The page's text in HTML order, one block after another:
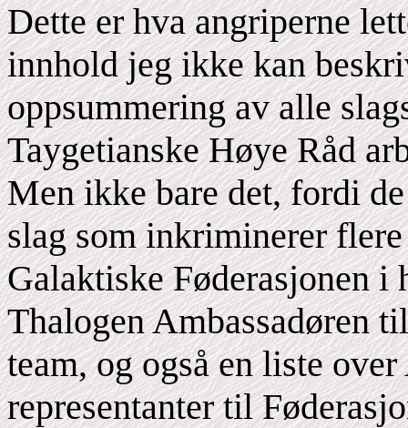
Dette er hva angriperne
innhold jeg ikke kan
oppsummering av alle
Taygetianske Høye Råd
Men ikke bare det, fordi
slag som inkriminerer
Galaktiske Føderasjonen i
Thalogen Ambassadøren
team, og også en liste
representanter til